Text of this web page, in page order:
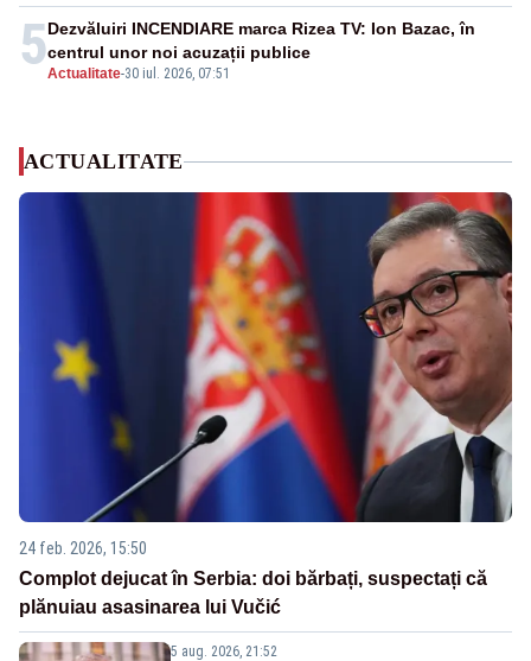
5Actualitate-30 iul. 2026, 07:51
Dezvăluiri INCENDIARE marca Rizea TV: Ion Bazac, în
centrul unor noi acuzații publice
ACTUALITATE
24 feb. 2026, 15:50
Complot dejucat în Serbia: doi bărbați, suspectați că
plănuiau asasinarea lui Vučić
5 aug. 2026, 21:52